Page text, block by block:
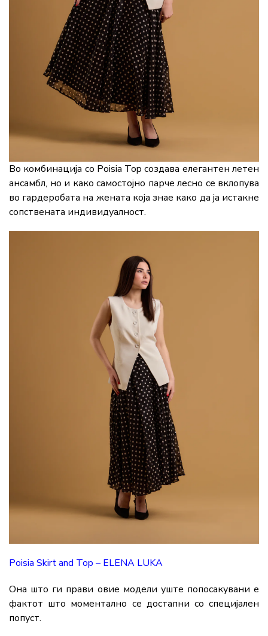
Во комбинација со Poisia Top создава елегантен летен
ансамбл, но и како самостојно парче лесно се вклопува
во гардеробата на жената која знае како да ја истакне
сопствената индивидуалност.
Poisia Skirt and Top – ELENA LUKA
Она што ги прави овие модели уште попосакувани е
фактот што моментално се достапни со специјален
попуст.